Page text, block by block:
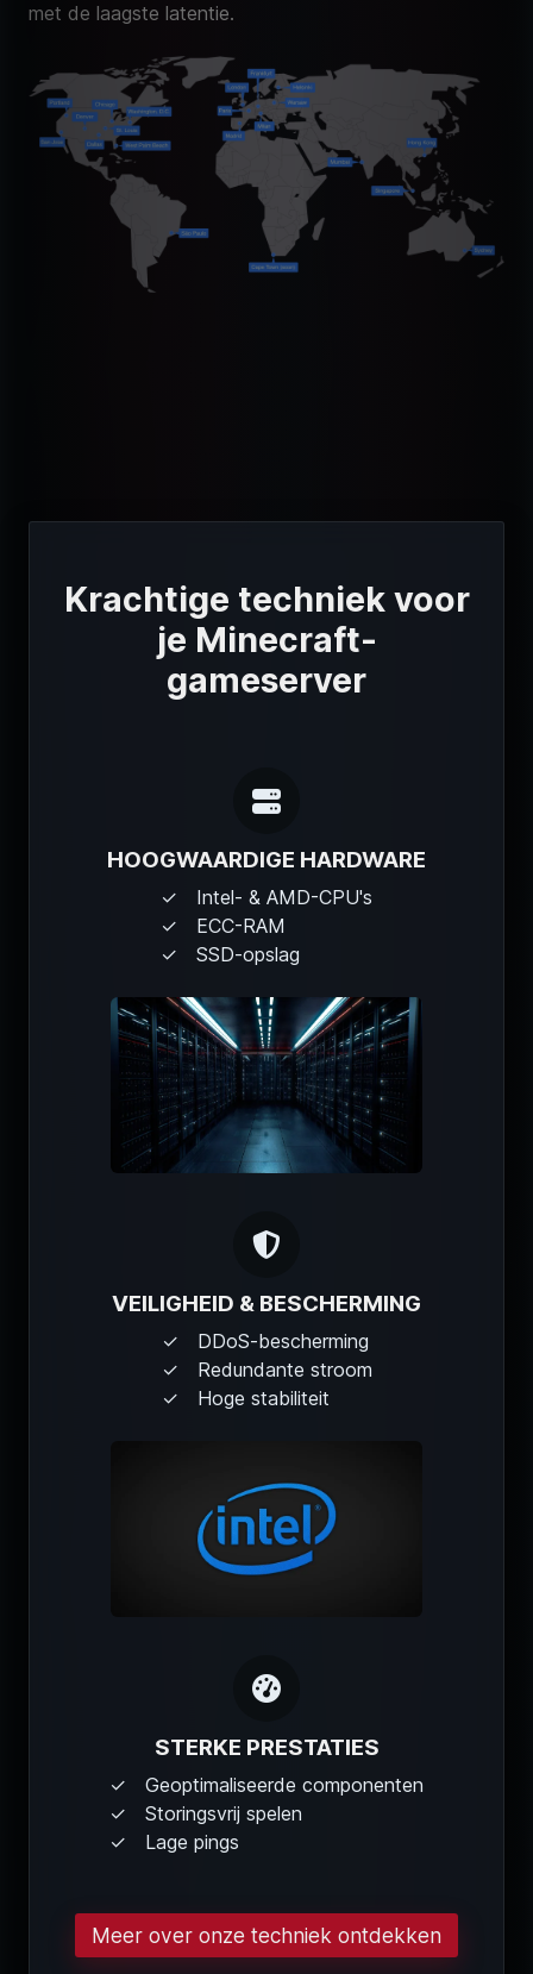
met de laagste latentie.
Krachtige techniek voor
je Minecraft-
gameserver
HOOGWAARDIGE HARDWARE
Intel- & AMD-CPU's
ECC-RAM
SSD-opslag
VEILIGHEID & BESCHERMING
DDoS-bescherming
Redundante stroom
Hoge stabiliteit
STERKE PRESTATIES
Geoptimaliseerde componenten
Storingsvrij spelen
Lage pings
Meer over onze techniek ontdekken